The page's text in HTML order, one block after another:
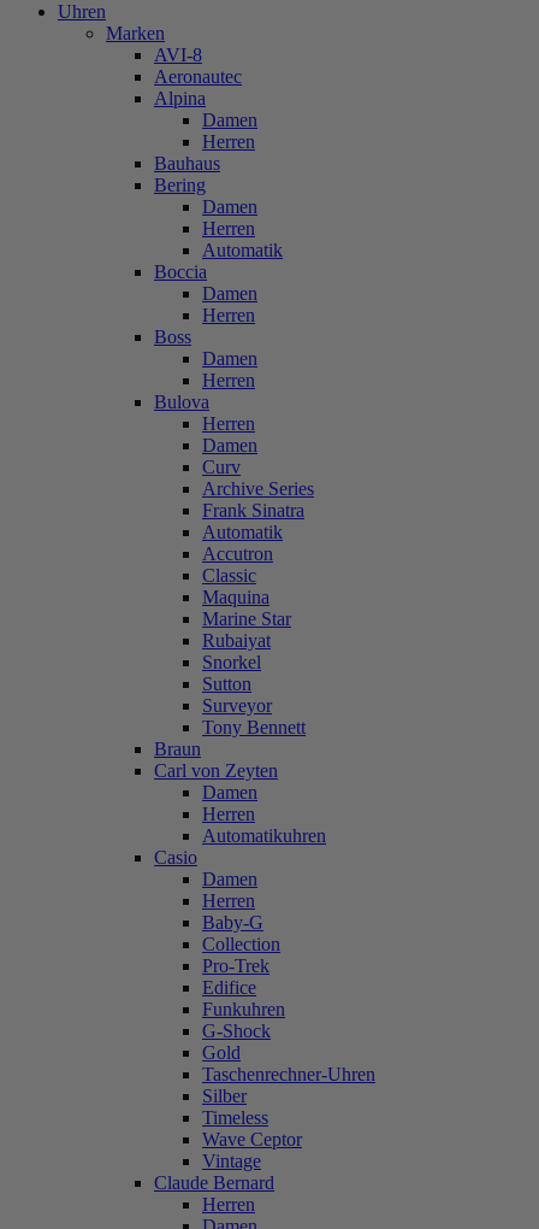
Uhren
Marken
AVI-8
Aeronautec
Alpina
Damen
Herren
Bauhaus
Bering
Damen
Herren
Automatik
Boccia
Damen
Herren
Boss
Damen
Herren
Bulova
Herren
Damen
Curv
Archive Series
Frank Sinatra
Automatik
Accutron
Classic
Maquina
Marine Star
Rubaiyat
Snorkel
Sutton
Surveyor
Tony Bennett
Braun
Carl von Zeyten
Damen
Herren
Automatikuhren
Casio
Damen
Herren
Baby-G
Collection
Pro-Trek
Edifice
Funkuhren
G-Shock
Gold
Taschenrechner-Uhren
Silber
Timeless
Wave Ceptor
Vintage
Claude Bernard
Herren